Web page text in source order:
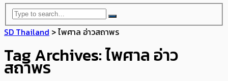
SD Thailand >ไพศาล อ่าวสถาพร
Tag Archives: ไพศาล อ่าว
สถาพร